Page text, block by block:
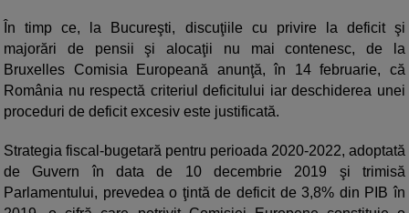
În timp ce, la Bucureşti, discuţiile cu privire la deficit şi
majorări de pensii şi alocaţii nu mai contenesc, de la
Bruxelles Comisia Europeană anunţă, în 14 februarie, că
România nu respectă criteriul deficitului iar deschiderea unei
proceduri de deficit excesiv este justificată.
Strategia fiscal-bugetară pentru perioada 2020-2022, adoptată
de Guvern în data de 10 decembrie 2019 şi trimisă
Parlamentului, prevedea o ţintă de deficit de 3,8% din PIB în